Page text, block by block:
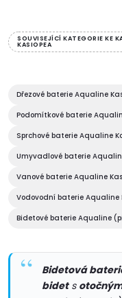
v
á
d
a
c
r
SOUVISEJÍCÍ KATEGORIE KE
KASIOPEA
Dřezové baterie Aqualine
Podomítkové baterie
Sprchové baterie Aqualine
Umyvadlové baterie
Vanové baterie Aqualine
Vodovodní baterie Aqualine
Bidetové baterie Aqualine
Bidetová
bidets